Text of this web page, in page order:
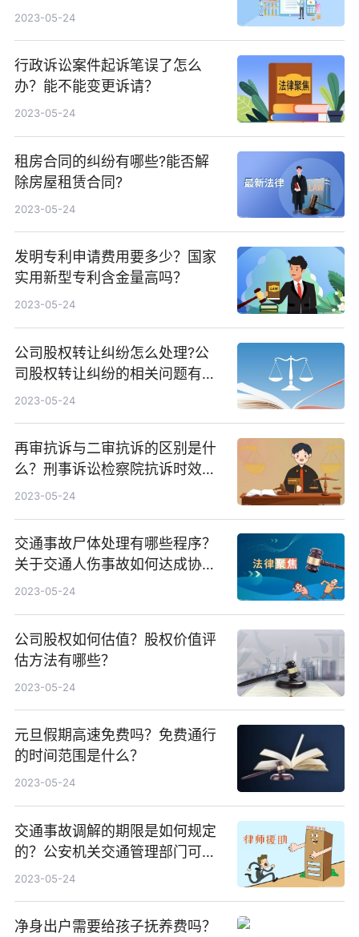
与债权人进行协商
2023-05-24
行政诉讼案件起诉笔误了怎么
办？能不能变更诉请？
2023-05-24
租房合同的纠纷有哪些?能否解
除房屋租赁合同?
2023-05-24
发明专利申请费用要多少？国家
实用新型专利含金量高吗？
2023-05-24
公司股权转让纠纷怎么处理?公
司股权转让纠纷的相关问题有什
么?
2023-05-24
再审抗诉与二审抗诉的区别是什
么？刑事诉讼检察院抗诉时效是
多久？
2023-05-24
交通事故尸体处理有哪些程序？
关于交通人伤事故如何达成协
议？交通事故尸体处理怎么做？
2023-05-24
公司股权如何估值？股权价值评
估方法有哪些？
2023-05-24
元旦假期高速免费吗？免费通行
的时间范围是什么？
2023-05-24
交通事故调解的期限是如何规定
的？公安机关交通管理部门可以
主持调解吗？
2023-05-24
净身出户需要给孩子抚养费吗？